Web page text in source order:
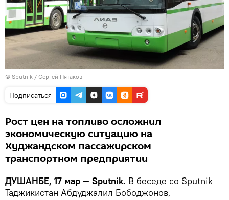
© Sputnik / Сергей Пятаков
Подписаться
Рост цен на топливо осложнил
экономическую ситуацию на
Худжандском пассажирском
транспортном предприятии
ДУШАНБЕ, 17 мар — Sputnik. В беседе со Sputnik
Таджикистан Абдуджалил Бободжонов,